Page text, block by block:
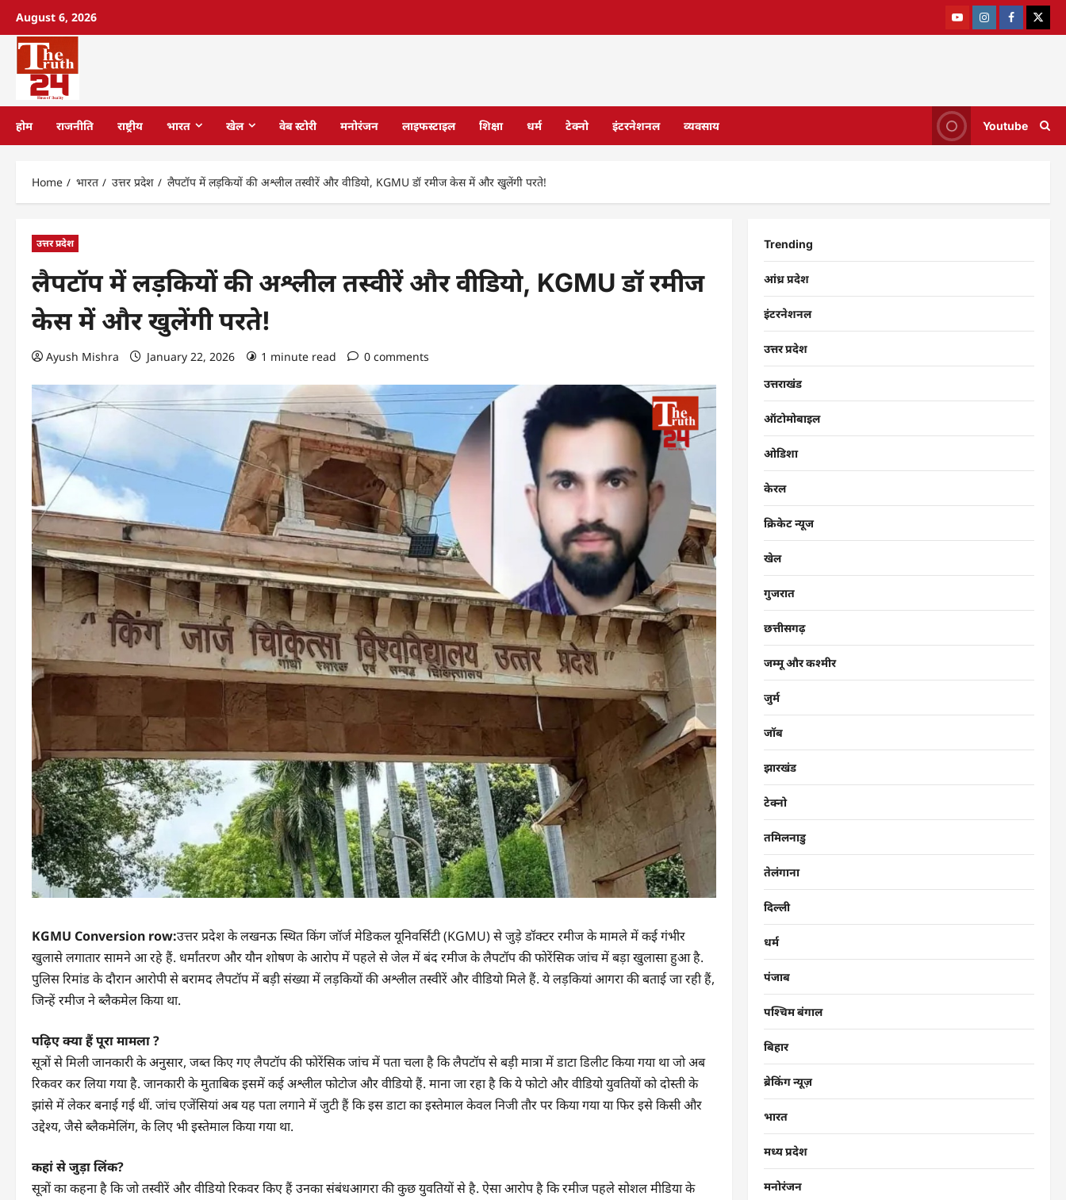
August 6, 2026
होम राजनीति राष्ट्रीय भारत खेल वेब स्टोरी मनोरंजन लाइफस्टाइल शिक्षा धर्म टेक्नो इंटरनेशनल व्यवसाय Youtube
Home भारत उत्तर प्रदेश लैपटॉप में लड़कियों की अश्लील तस्वीरें और वीडियो, KGMU डॉ रमीज केस में और खुलेंगी परते!
उत्तर प्रदेश
लैपटॉप में लड़कियों की अश्लील तस्वीरें और वीडियो, KGMU डॉ रमीज
केस में और खुलेंगी परते!
Ayush Mishra January 22, 2026 1 minute read 0 comments
KGMU Conversion row:उत्तर प्रदेश के लखनऊ स्थित किंग जॉर्ज मेडिकल यूनिवर्सिटी (KGMU) से जुड़े डॉक्टर रमीज के मामले में कई गंभीर
खुलासे लगातार सामने आ रहे हैं. धर्मांतरण और यौन शोषण के आरोप में पहले से जेल में बंद रमीज के लैपटॉप की फोरेंसिक जांच में बड़ा खुलासा हुआ है.
पुलिस रिमांड के दौरान आरोपी से बरामद लैपटॉप में बड़ी संख्या में लड़कियों की अश्लील तस्वीरें और वीडियो मिले हैं. ये लड़कियां आगरा की बताई जा रही हैं,
जिन्हें रमीज ने ब्लैकमेल किया था.
पढ़िए क्या हैं पूरा मामला ?
सूत्रों से मिली जानकारी के अनुसार, जब्त किए गए लैपटॉप की फोरेंसिक जांच में पता चला है कि लैपटॉप से बड़ी मात्रा में डाटा डिलीट किया गया था जो अब
रिकवर कर लिया गया है. जानकारी के मुताबिक इसमें कई अश्लील फोटोज और वीडियो हैं. माना जा रहा है कि ये फोटो और वीडियो युवतियों को दोस्ती के
झांसे में लेकर बनाई गई थीं. जांच एजेंसियां अब यह पता लगाने में जुटी हैं कि इस डाटा का इस्तेमाल केवल निजी तौर पर किया गया या फिर इसे किसी और
उद्देश्य, जैसे ब्लैकमेलिंग, के लिए भी इस्तेमाल किया गया था.
कहां से जुड़ा लिंक?
सूत्रों का कहना है कि जो तस्वीरें और वीडियो रिकवर किए हैं उनका संबंधआगरा की कुछ युवतियों से है. ऐसा आरोप है कि रमीज पहले सोशल मीडिया के
Trending
आंध्र प्रदेश
इंटरनेशनल
उत्तर प्रदेश
उत्तराखंड
ऑटोमोबाइल
ओडिशा
केरल
क्रिकेट न्यूज
खेल
गुजरात
छत्तीसगढ़
जम्मू और कश्मीर
जुर्म
जॉब
झारखंड
टेक्नो
तमिलनाडु
तेलंगाना
दिल्ली
धर्म
पंजाब
पश्चिम बंगाल
बिहार
ब्रेकिंग न्यूज़
भारत
मध्य प्रदेश
मनोरंजन